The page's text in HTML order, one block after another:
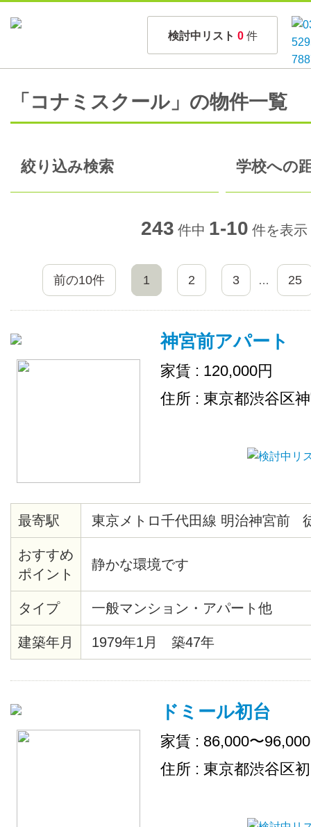
検討中リスト 0 件
「コナミスクール」の物件一覧
絞り込み検索 学校への
243 件中 1-10 件を表示
前の10件 1 2 3 … 25
神宮前アパート
家賃 : 120,000円
住所 : 東京都渋谷区
最寄駅 東京メトロ千代田線 明治神宮前
おすすめ
ポイント
静かな環境です
タイプ 一般マンション・アパート他
建築年月 1979年1月 築47年
ドミール初台
家賃 : 86,000〜
住所 : 東京都渋谷区